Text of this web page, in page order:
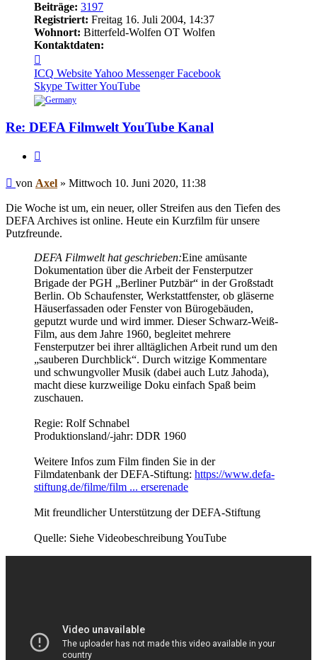
Beiträge: 3197
Registriert: Freitag 16. Juli 2004, 14:37
Wohnort: Bitterfeld-Wolfen OT Wolfen
Kontaktdaten:
von
Axel
ICQ WebsiteYahoo Messenger Facebook
Skype TwitterYouTube
Re: DEFA Filmwelt YouTube Kanal
Beitrag
von Axel » Mittwoch 10. Juni 2020, 11:38
Die Woche ist um, ein neuer, oller Streifen aus den Tiefen des
DEFA Archives ist online. Heute ein Kurzfilm für unsere
Putzfreunde.
DEFA Filmwelt hat geschrieben:Eine amüsante
Dokumentation über die Arbeit der Fensterputzer
Brigade der PGH „Berliner Putzbär“ in der Großstadt
Berlin. Ob Schaufenster, Werkstattfenster, ob gläserne
Häuserfassaden oder Fenster von Bürogebäuden,
geputzt wurde und wird immer. Dieser Schwarz-Weiß-
Film, aus dem Jahre 1960, begleitet mehrere
Fensterputzer bei ihrer alltäglichen Arbeit rund um den
„sauberen Durchblick“. Durch witzige Kommentare
und schwungvoller Musik (dabei auch Lutz Jahoda),
macht diese kurzweilige Doku einfach Spaß beim
zuschauen.
Regie: Rolf Schnabel
Produktionsland/-jahr: DDR 1960
Weitere Infos zum Film finden Sie in der
Filmdatenbank der DEFA-Stiftung: https://www.defa-
stiftung.de/filme/film ... erserenade
Mit freundlicher Unterstützung der DEFA-Stiftung
Quelle: Siehe Videobeschreibung YouTube